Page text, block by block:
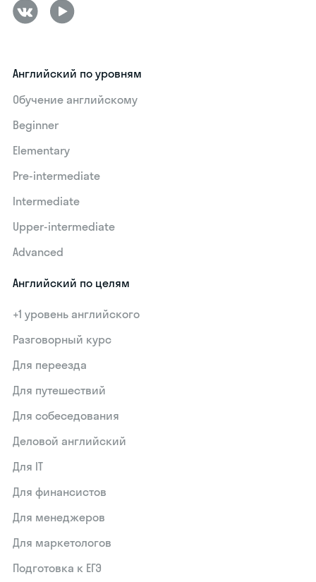
Английский по уровням
Обучение английскому
Beginner
Elementary
Pre-intermediate
Intermediate
Upper-intermediate
Advanced
Английский по целям
+1 уровень английского
Разговорный курс
Для переезда
Для путешествий
Для собеседования
Деловой английский
Для IT
Для финансистов
Для менеджеров
Для маркетологов
Подготовка к ЕГЭ